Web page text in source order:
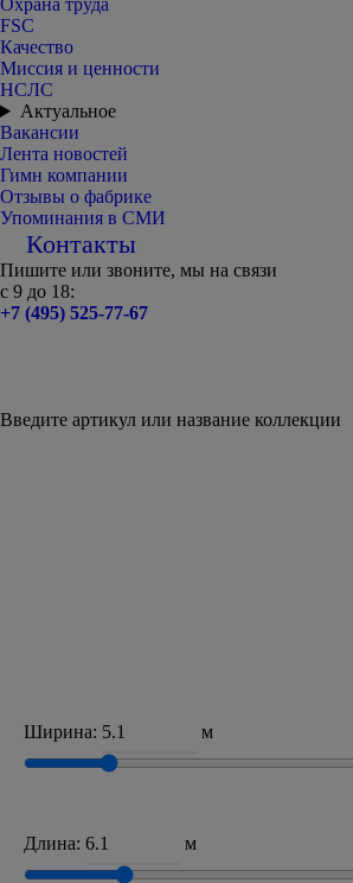
Охрана труда
FSC
Качество
Миссия и ценности
НСЛС
Актуальное
Вакансии
Лента новостей
Гимн компании
Отзывы о фабрике
Упоминания в СМИ
Контакты
Пишите или звоните, мы на связи
с 9 до 18:
+7 (495) 525-77-67
Введите артикул или название коллекции
Ширина: м
Длина: м